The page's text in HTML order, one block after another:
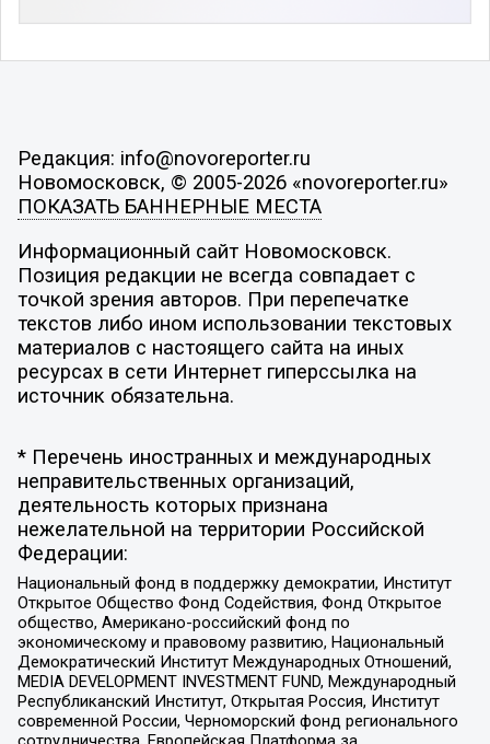
Редакция: info@novoreporter.ru
Новомосковск, © 2005-2026 «novoreporter.ru»
ПОКАЗАТЬ БАННЕРНЫЕ МЕСТА
Информационный сайт Новомосковск.
Позиция редакции не всегда совпадает с
точкой зрения авторов. При перепечатке
текстов либо ином использовании текстовых
материалов с настоящего сайта на иных
ресурсах в сети Интернет гиперссылка на
источник обязательна.
* Перечень иностранных и международных
неправительственных организаций,
деятельность которых признана
нежелательной на территории Российской
Федерации:
Национальный фонд в поддержку демократии, Институт
Открытое Общество Фонд Содействия, Фонд Открытое
общество, Американо-российский фонд по
экономическому и правовому развитию, Национальный
Демократический Институт Международных Отношений,
MEDIA DEVELOPMENT INVESTMENT FUND, Международный
Республиканский Институт, Открытая Россия, Институт
современной России, Черноморский фонд регионального